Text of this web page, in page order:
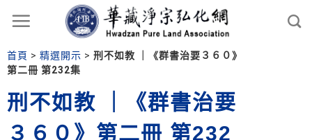
首頁 > 精選開示 > 刑不如教 ｜《群書治要３６０》
第二冊 第232集
刑不如教 ｜《群書治要
３６０》第二冊 第232